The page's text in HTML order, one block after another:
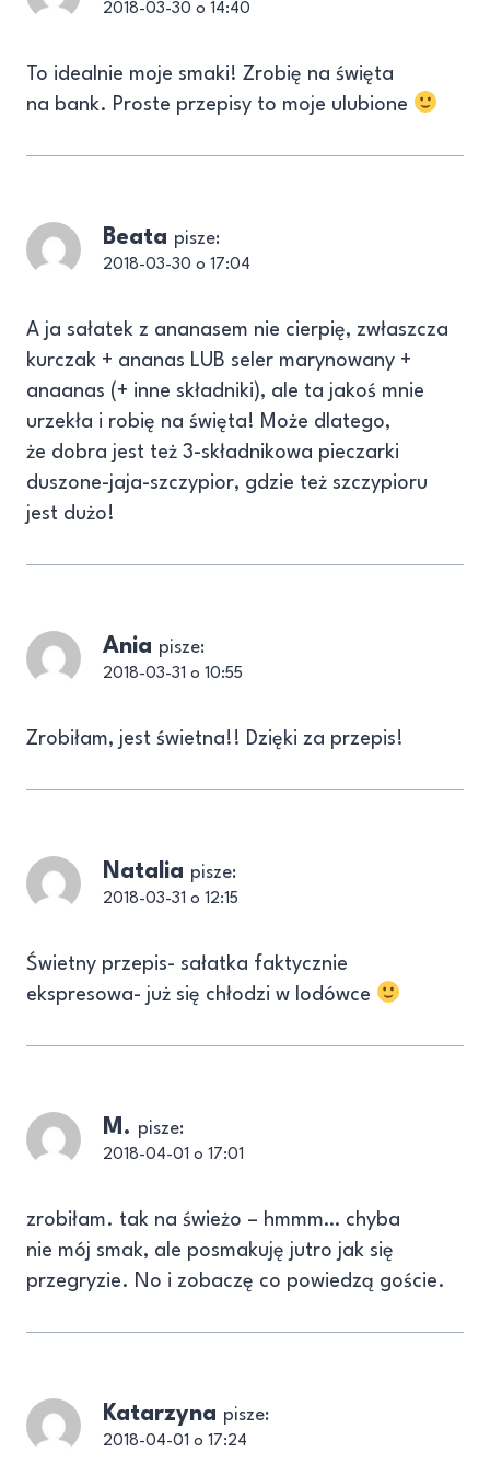
2018-03-30 o 14:40
To idealnie moje smaki! Zrobię na święta
na bank. Proste przepisy to moje ulubione
Beata pisze:
2018-03-30 o 17:04
A ja sałatek z ananasem nie cierpię, zwłaszcza
kurczak + ananas LUB seler marynowany +
anaanas (+ inne składniki), ale ta jakoś mnie
urzekła i robię na święta! Może dlatego,
że dobra jest też 3-składnikowa pieczarki
duszone-jaja-szczypior, gdzie też szczypioru
jest dużo!
Ania pisze:
2018-03-31 o 10:55
Zrobiłam, jest świetna!! Dzięki za przepis!
Natalia pisze:
2018-03-31 o 12:15
Świetny przepis- sałatka faktycznie
ekspresowa- już się chłodzi w lodówce
M. pisze:
2018-04-01 o 17:01
zrobiłam. tak na świeżo – hmmm… chyba
nie mój smak, ale posmakuję jutro jak się
przegryzie. No i zobaczę co powiedzą goście.
Katarzyna pisze:
2018-04-01 o 17:24